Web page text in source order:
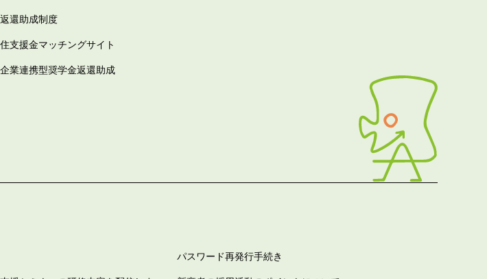
還助成制度
支援金マッチングサイト
業連携型奨学金返還助成
パスワード再発行手続き